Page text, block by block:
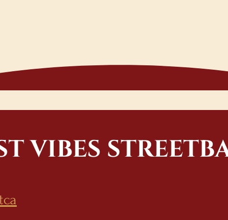
VIBES